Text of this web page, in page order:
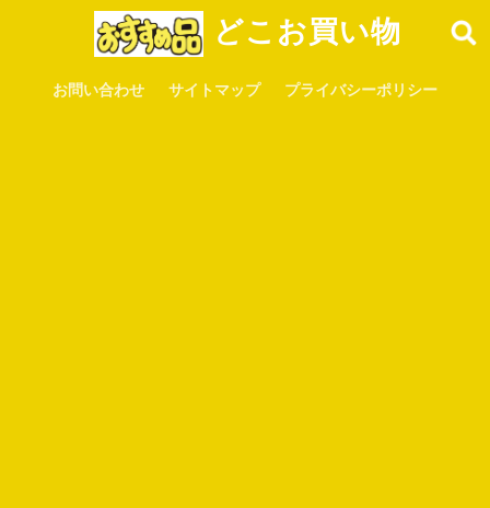
どこお買い物
お問い合わせ サイトマップ プライバシーポリシー